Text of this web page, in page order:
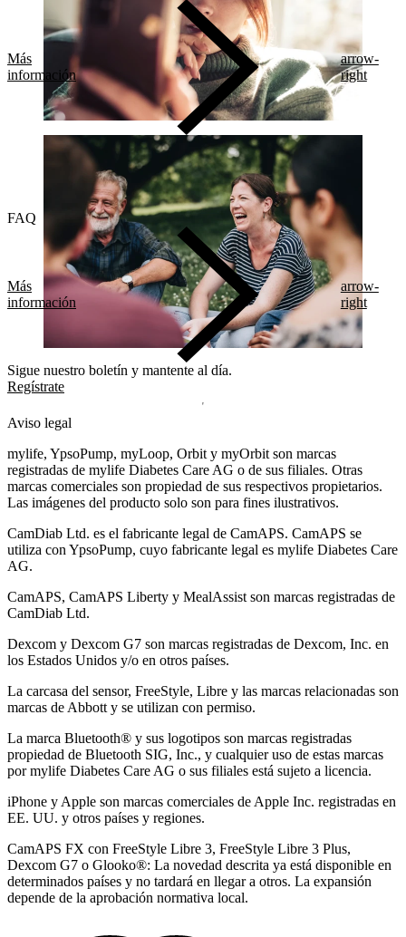
Más
información
arrow-
right
FAQ
Más
información
arrow-
right
Sigue nuestro boletín y mantente al día.
Regístrate
Aviso legal
mylife, YpsoPump, myLoop, Orbit y myOrbit son marcas
registradas de mylife Diabetes Care AG o de sus filiales. Otras
marcas comerciales son propiedad de sus respectivos propietarios.
Las imágenes del producto solo son para fines ilustrativos.
CamDiab Ltd. es el fabricante legal de CamAPS. CamAPS se
utiliza con YpsoPump, cuyo fabricante legal es mylife Diabetes Care
AG.
CamAPS, CamAPS Liberty y MealAssist son marcas registradas de
CamDiab Ltd.
Dexcom y Dexcom G7 son marcas registradas de Dexcom, Inc. en
los Estados Unidos y/o en otros países.
La carcasa del sensor, FreeStyle, Libre y las marcas relacionadas son
marcas de Abbott y se utilizan con permiso.
La marca Bluetooth® y sus logotipos son marcas registradas
propiedad de Bluetooth SIG, Inc., y cualquier uso de estas marcas
por mylife Diabetes Care AG o sus filiales está sujeto a licencia.
iPhone y Apple son marcas comerciales de Apple Inc. registradas en
EE. UU. y otros países y regiones.
CamAPS FX con FreeStyle Libre 3, FreeStyle Libre 3 Plus,
Dexcom G7 o Glooko®: La novedad descrita ya está disponible en
determinados países y no tardará en llegar a otros. La expansión
depende de la aprobación normativa local.